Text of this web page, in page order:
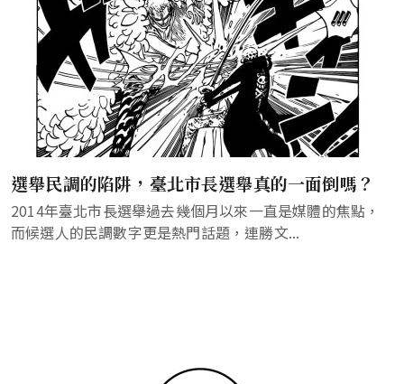
選舉民調的陷阱，臺北市長選舉真的一面倒嗎？
2014年臺北市長選舉過去幾個月以來一直是媒體的焦點，
而候選人的民調數字更是熱門話題，連勝文...